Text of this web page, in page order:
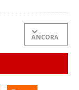
ANCORA